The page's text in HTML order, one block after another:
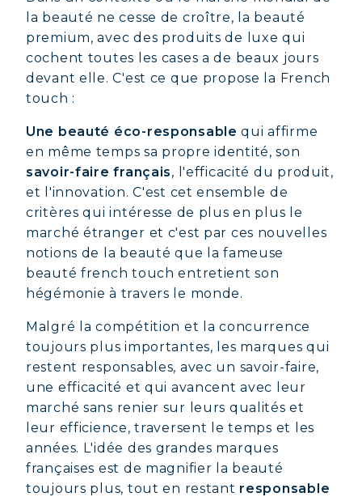
la beauté ne cesse de croître, la beauté
premium, avec des produits de luxe qui
cochent toutes les cases a de beaux jours
devant elle. C'est ce que propose la French
touch :
Une beauté éco-responsable qui affirme
en même temps sa propre identité, son
savoir-faire français, l'efficacité du produit,
et l'innovation. C'est cet ensemble de
critères qui intéresse de plus en plus le
marché étranger et c'est par ces nouvelles
notions de la beauté que la fameuse
beauté french touch entretient son
hégémonie à travers le monde.
Malgré la compétition et la concurrence
toujours plus importantes, les marques qui
restent responsables, avec un savoir-faire,
une efficacité et qui avancent avec leur
marché sans renier sur leurs qualités et
leur efficience, traversent le temps et les
années. L'idée des grandes marques
françaises est de magnifier la beauté
toujours plus, tout en restant responsable